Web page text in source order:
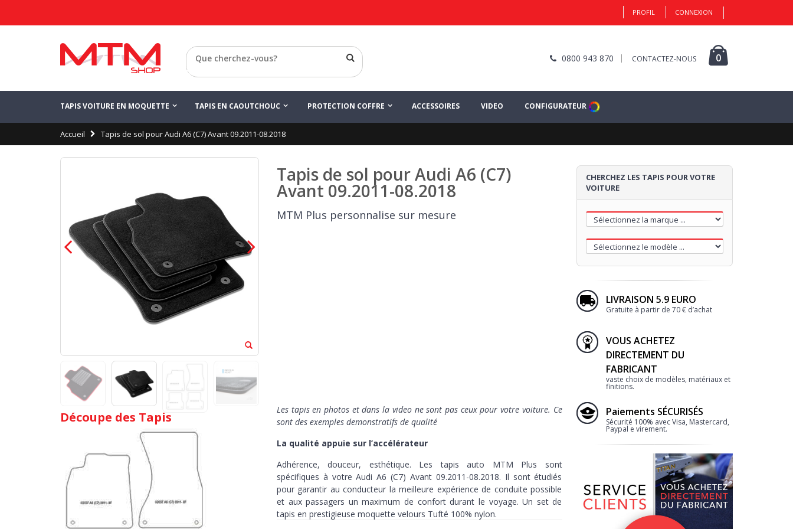
PROFIL CONNEXION
0800 943 870 CONTACTEZ-NOUS 0
Retour
TAPIS VOITURE EN MOQUETTE TAPIS EN CAOUTCHOUC PROTECTION COFFRE ACCESSOIRES VIDEO CONFIGURATEUR
Accueil Tapis de sol pour Audi A6 (C7) Avant 09.2011-08.2018
Découpe des Tapis
Tapis de sol pour Audi A6 (C7)
Avant 09.2011-08.2018
MTM Plus personnalise sur mesure
Les tapis en photos et dans la video ne sont pas ceux pour votre voiture. Ce
sont des exemples demonstratifs de qualité
La qualité appuie sur l’accélérateur
Adhérence, douceur, esthétique. Les tapis auto MTM Plus sont
spécifiques à votre Audi A6 (C7) Avant 09.2011-08.2018. Il sont étudiés
pour garantir au conducteur la meilleure expérience de conduite possible
et aux passagers un maximum de confort durant le voyage. Un set de
tapis en prestigieuse moquette velours Tufté 100% nylon.
CHERCHEZ LES TAPIS POUR VOTRE
VOITURE
LIVRAISON 5.9 EURO
Gratuite à partir de 70 € d’achat
VOUS ACHETEZ
DIRECTEMENT DU
FABRICANT
vaste choix de modèles, matériaux et
finitions.
Paiements SÉCURISÉS
Sécurité 100% avec Visa, Mastercard,
Paypal e virement.